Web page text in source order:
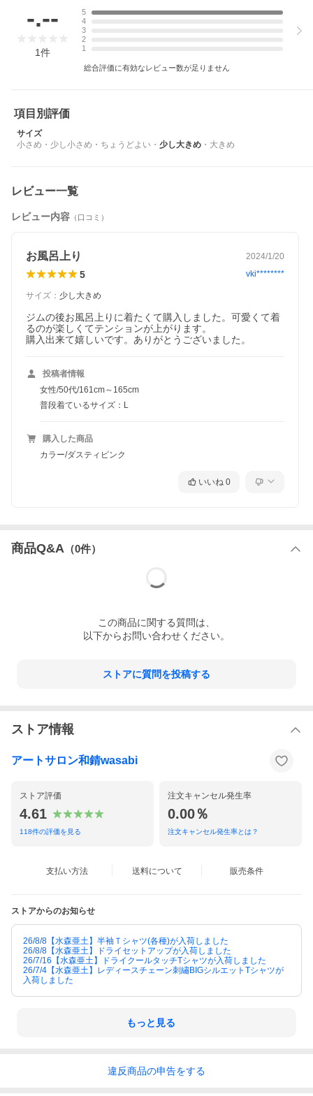
-.--
1件
5
4
3
2
1
総合評価に有効なレビュー数が足りません
項目別評価
サイズ
小さめ ・ 少し小さめ ・ ちょうどよい ・ 少し大きめ ・ 大きめ
レビュー一覧
レビュー内容 （口コミ）
お風呂上り 2024/1/20
5 vki********
サイズ ： 少し大きめ
ジムの後お風呂上りに着たくて購入しました。可愛くて着
るのが楽しくてテンションが上がります。
購入出来て嬉しいです。ありがとうございました。
投稿者情報
女性/50代/161cm～165cm
普段着ているサイズ：L
購入した商品
カラー/ダスティピンク
いいね 0
商品Q&A （0件）
この商品に関する質問は、
以下からお問い合わせください。
ストアに質問を投稿する
ストア情報
アートサロン和錆wasabi
ストア評価
4.61
118件の評価を見る
注文キャンセル発生率
0.00％
注文キャンセル発生率とは？
支払い方法 送料について 販売条件
ストアからのお知らせ
26/8/8【水森亜土】半袖Ｔシャツ(各種)が入荷しました
26/8/8【水森亜土】ドライセットアップが入荷しました
26/7/16【水森亜土】ドライクールタッチTシャツが入荷しました
26/7/4【水森亜土】レディースチェーン刺繡BIGシルエットTシャツが
入荷しました
もっと見る
違反商品の申告をする